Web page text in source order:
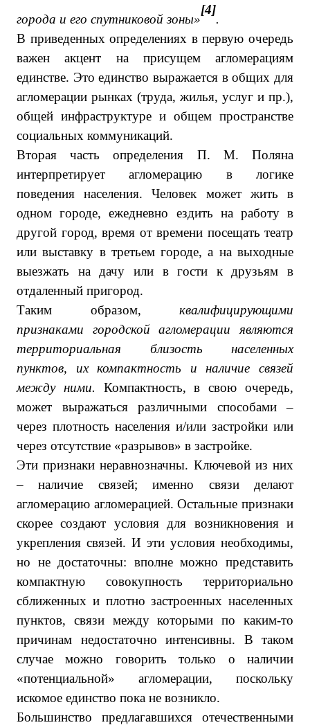
города и его спутниковой зоны»
[4]
.
В приведенных определениях в первую очередь
важен акцент на присущем агломерациям
единстве. Это единство выражается в общих для
агломерации рынках (труда, жилья, услуг и пр.),
общей инфраструктуре и общем пространстве
социальных коммуникаций.
Вторая часть определения П. М. Поляна
интерпретирует агломерацию в логике
поведения населения. Человек может жить в
одном городе, ежедневно ездить на работу в
другой город, время от времени посещать театр
или выставку в третьем городе, а на выходные
выезжать на дачу или в гости к друзьям в
отдаленный пригород.
Таким образом, квалифицирующими
признаками городской агломерации являются
территориальная близость населенных
пунктов, их компактность и наличие связей
между ними.
Компактность, в свою очередь,
может выражаться различными способами –
через плотность населения и/или застройки или
через отсутствие «разрывов» в застройке.
Эти признаки неравнозначны. Ключевой из них
– наличие связей; именно связи делают
агломерацию агломерацией. Остальные признаки
скорее создают условия для возникновения и
укрепления связей. И эти условия необходимы,
но не достаточны: вполне можно представить
компактную совокупность территориально
сближенных и плотно застроенных населенных
пунктов, связи между которыми по каким-то
причинам недостаточно интенсивны. В таком
случае можно говорить только о наличии
«потенциальной» агломерации, поскольку
искомое единство пока не возникло.
Большинство предлагавшихся отечественными